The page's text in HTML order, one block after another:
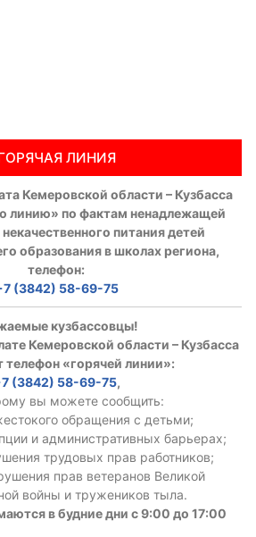
ОП КО”
за 2024 г.
ЛИНИЯ
Кемеровской области – Кузбасса
линию» по фактам ненадлежащей
питания детей
образования в школах региона,
телефон:
(3842) 58-69-75
кузбассовцы!
Кемеровской области – Кузбасса
телефон «горячей линии»:
(3842) 58-69-75,
вы можете сообщить:
обращения с детьми;
и административных барьерах;
трудовых прав работников;
прав ветеранов Великой
войны и тружеников тыла.
в будние дни с 9:00 до 17:00